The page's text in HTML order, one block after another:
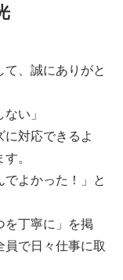
、誠にありがと
い」
に対応できるよ
。
よかった！」と
を丁寧に」を掲
員で日々仕事に取